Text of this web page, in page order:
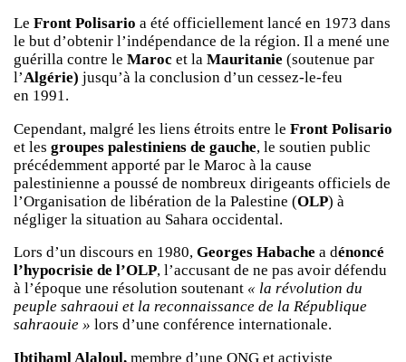
Le Front Polisario a été officiellement lancé en 1973 dans
le but d’obtenir l’indépendance de la région. Il a mené une
guérilla contre le Maroc et la Mauritanie (soutenue par
l’Algérie) jusqu’à la conclusion d’un cessez-le-feu
en 1991.
Cependant, malgré les liens étroits entre le Front Polisario
et les groupes palestiniens de gauche, le soutien public
précédemment apporté par le Maroc à la cause
palestinienne a poussé de nombreux dirigeants officiels de
l’Organisation de libération de la Palestine (OLP) à
négliger la situation au Sahara occidental.
Lors d’un discours en 1980, Georges Habache a dénoncé
l’hypocrisie de l’OLP, l’accusant de ne pas avoir défendu
à l’époque une résolution soutenant « la révolution du
peuple sahraoui et la reconnaissance de la République
sahraouie » lors d’une conférence internationale.
Ibtihaml Alaloul, membre d’une ONG et activiste